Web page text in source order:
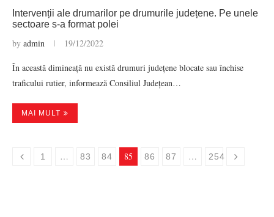
Intervenții ale drumarilor pe drumurile județene. Pe unele
sectoare s-a format polei
by admin 19/12/2022
În această dimineață nu există drumuri județene blocate sau închise
traficului rutier, informează Consiliul Județean…
MAI MULT
1 … 83 84 85 86 87 … 254